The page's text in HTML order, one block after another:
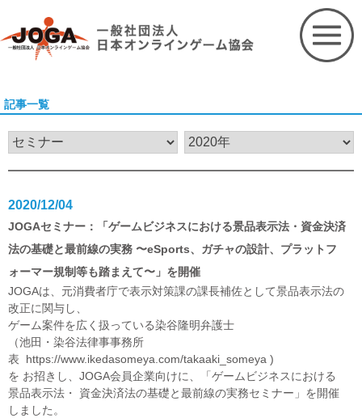
content
記事一覧
2020/12/04
JOGAセミナー：「ゲームビジネスにおける景品表示法・資金決済
法の基礎と最前線の実務 〜eSports、ガチャの設計、プラットフ
ォーマー規制等も踏まえて〜」を開催
JOGAは、元消費者庁で表示対策課の課長補佐として景品表示法の
改正に関与し、
ゲーム案件を広く扱っている染谷隆明弁護士
（池田・染谷法律事事務所
表 https://www.ikedasomeya.com/takaaki_someya )
を お招きし、JOGA会員企業向けに、「ゲームビジネスにおける
景品表示法・ 資金決済法の基礎と最前線の実務セミナー」を開催
しました。